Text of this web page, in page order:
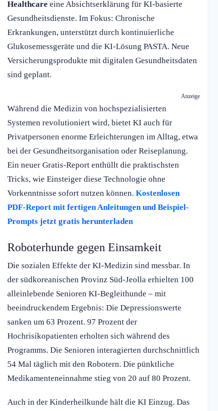
Healthcare eine Absichtserklärung für KI-basierte
Gesundheitsdienste. Im Fokus: Chronische
Erkrankungen, unterstützt durch kontinuierliche
Glukosemessgeräte und die KI-Lösung PASTA. Neue
Versicherungsprodukte mit digitalen Gesundheitsdaten
sind geplant.
Anzeige
Während die Medizin von hochspezialisierten
Systemen revolutioniert wird, bietet KI auch für
Privatpersonen enorme Erleichterungen im Alltag, etwa
bei der Gesundheitsorganisation oder Reiseplanung.
Ein neuer Gratis-Report enthüllt die praktischsten
Tricks, wie Einsteiger diese Technologie ohne
Vorkenntnisse sofort nutzen können. Kostenlosen
PDF-Report mit fertigen Anleitungen und Beispiel-
Prompts jetzt gratis herunterladen
Roboterhunde gegen Einsamkeit
Die sozialen Effekte der KI-Medizin sind messbar. In
der südkoreanischen Provinz Süd-Jeolla erhielten 100
alleinlebende Senioren KI-Begleithunde – mit
beeindruckendem Ergebnis: Die Depressionswerte
sanken um 63 Prozent. 97 Prozent der
Hochrisikopatienten erholten sich während des
Programms. Die Senioren interagierten durchschnittlich
54 Mal täglich mit den Robotern. Die pünktliche
Medikamenteneinnahme stieg von 20 auf 80 Prozent.
Auch in der Kinderheilkunde hält die KI Einzug. Das